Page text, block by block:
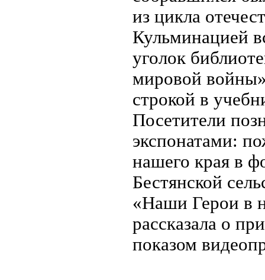
из цикла
Кульминацией
уголок
мировой
строкой в
Посетители
экспонатами:
нашего края в
Бестянской
«Наши Герои в
рассказала о
показом